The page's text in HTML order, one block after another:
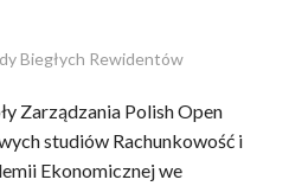
Biegłych Rewidentów
Zarządzania Polish Open
studiów Rachunkowość i
Ekonomicznej we